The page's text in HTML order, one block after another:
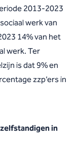
2013-2023
werk van
14% van het
werk. Ter
is dat 9% en
zzp’ers in
in